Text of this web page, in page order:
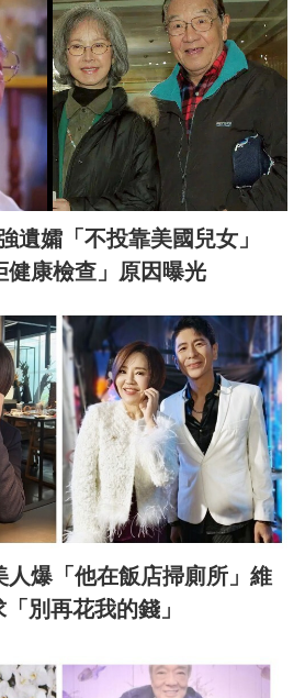
遺孀「不投靠美國兒女」
健康檢查」原因曝光
人爆「他在飯店掃廁所」維
別再花我的錢」